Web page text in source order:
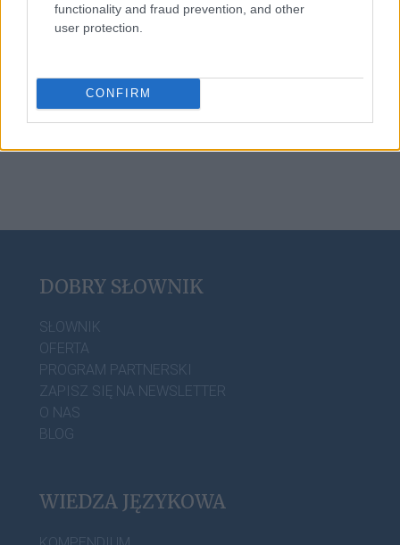
functionality and fraud prevention, and other
user protection.
CONFIRM
bociankowe
DOBRY SŁOWNIK
SŁOWNIK
OFERTA
PROGRAM PARTNERSKI
ZAPISZ SIĘ NA NEWSLETTER
O NAS
BLOG
WIEDZA JĘZYKOWA